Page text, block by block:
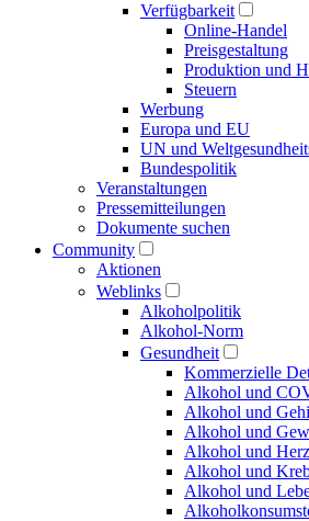
Verfügbarkeit
Online-Handel
Preisgestaltung
Produktion und
Steuern
Werbung
Europa und EU
UN und
Bundespolitik
Veranstaltungen
Presse­mitteilungen
Dokumente suchen
Community
Aktionen
Weblinks
Alkoholpolitik
Alkohol-Norm
Gesundheit
Kommerzielle
Alkohol und
Alkohol und
Alkohol und
Alkohol und Herz
Alkohol und
Alkohol und